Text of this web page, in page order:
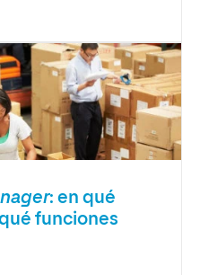
: en qué
funciones